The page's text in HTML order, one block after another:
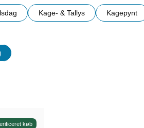
Kage- & Tallys Kagepynt
køb